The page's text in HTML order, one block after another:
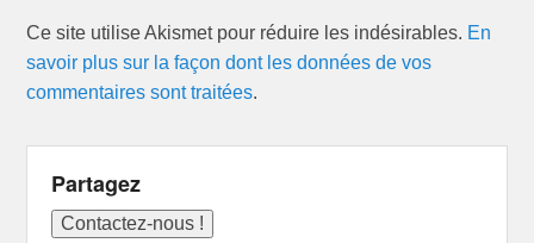
Ce site utilise Akismet pour réduire les indésirables. En
savoir plus sur la façon dont les données de vos
commentaires sont traitées.
Partagez